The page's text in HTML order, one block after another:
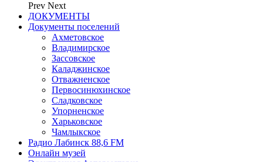
Prev Next
ДОКУМЕНТЫ
Документы поселений
Ахметовское
Владимирское
Зассовское
Каладжинское
Отважненское
Первосинюхинское
Сладковское
Упорненское
Харьковское
Чамлыкское
Радио Лабинск 88,6 FM
Онлайн музей